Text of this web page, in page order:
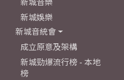
新城娛樂
新城音統會
成立原意及架構
新城勁爆流行榜 - 本地
榜